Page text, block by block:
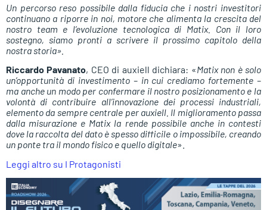
Un percorso reso possibile dalla fiducia che i nostri investitori
continuano a riporre in noi, motore che alimenta la crescita del
nostro team e l’evoluzione tecnologica di Matix. Con il loro
sostegno, siamo pronti a scrivere il prossimo capitolo della
nostra storia».
Riccardo Pavanato, CEO di auxiell dichiara: «Matix non è solo
un’opportunità di investimento – in cui crediamo fortemente –
ma anche un modo per confermare il nostro posizionamento e la
volontà di contribuire all’innovazione dei processi industriali,
elemento da sempre centrale per auxiell. Il miglioramento passa
dalla misurazione e Matix la rende possibile anche in contesti
dove la raccolta del dato è spesso difficile o impossibile, creando
un ponte tra il mondo fisico e quello digitale».
Leggi altro su I Protagonisti